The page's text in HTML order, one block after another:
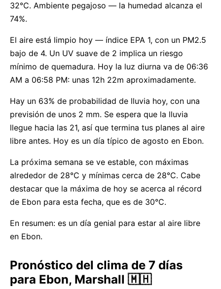
32°C. Ambiente pegajoso — la humedad alcanza el
74%.
El aire está limpio hoy — índice EPA 1, con un PM2.5
bajo de 4. Un UV suave de 2 implica un riesgo
mínimo de quemadura. Hoy la luz diurna va de 06:36
AM a 06:58 PM: unas 12h 22m aproximadamente.
Hay un 63% de probabilidad de lluvia hoy, con una
previsión de unos 2 mm. Se espera que la lluvia
llegue hacia las 21, así que termina tus planes al aire
libre antes. Hoy es un día típico de agosto en Ebon.
La próxima semana se ve estable, con máximas
alrededor de 28°C y mínimas cerca de 28°C. Cabe
destacar que la máxima de hoy se acerca al récord
de Ebon para esta fecha, que es de 30°C.
En resumen: es un día genial para estar al aire libre
en Ebon.
Pronóstico del clima de 7 días
para Ebon, Marshall 🇲🇭